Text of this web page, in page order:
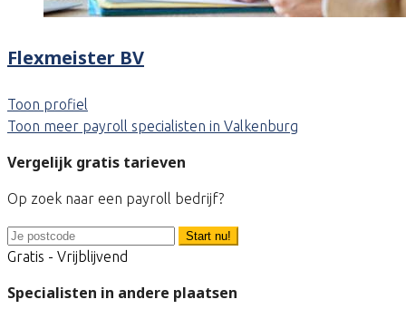
Flexmeister BV
Toon profiel
Toon meer payroll specialisten in Valkenburg
Vergelijk gratis tarieven
Op zoek naar een payroll bedrijf?
Start nu!
Gratis - Vrijblijvend
Specialisten in andere plaatsen